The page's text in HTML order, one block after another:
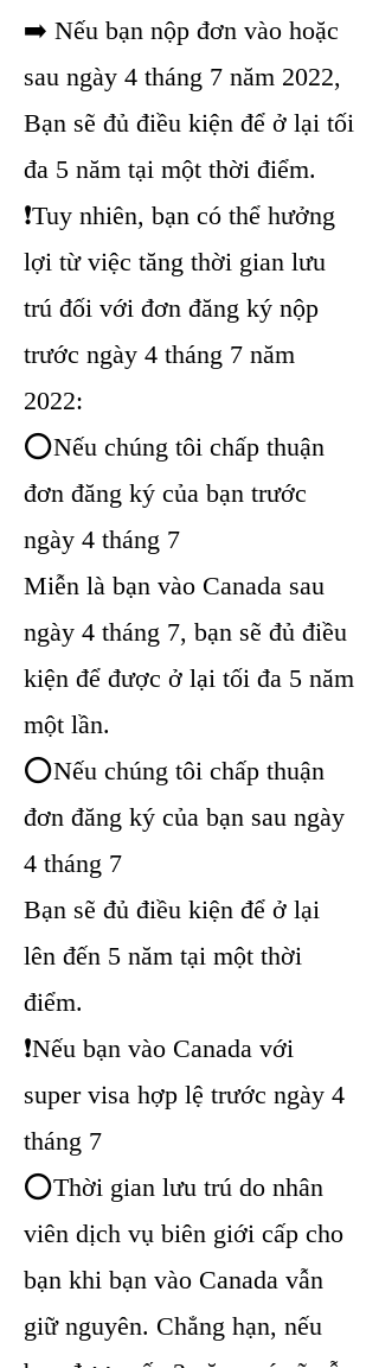
➡️ Nếu bạn nộp đơn vào hoặc
sau ngày 4 tháng 7 năm 2022,
Bạn sẽ đủ điều kiện để ở lại tối
đa 5 năm tại một thời điểm.
❗Tuy nhiên, bạn có thể hưởng
lợi từ việc tăng thời gian lưu
trú đối với đơn đăng ký nộp
trước ngày 4 tháng 7 năm
2022:
⭕Nếu chúng tôi chấp thuận
đơn đăng ký của bạn trước
ngày 4 tháng 7
Miễn là bạn vào Canada sau
ngày 4 tháng 7, bạn sẽ đủ điều
kiện để được ở lại tối đa 5 năm
một lần.
⭕Nếu chúng tôi chấp thuận
đơn đăng ký của bạn sau ngày
4 tháng 7
Bạn sẽ đủ điều kiện để ở lại
lên đến 5 năm tại một thời
điểm.
❗Nếu bạn vào Canada với
super visa hợp lệ trước ngày 4
tháng 7
⭕Thời gian lưu trú do nhân
viên dịch vụ biên giới cấp cho
bạn khi bạn vào Canada vẫn
giữ nguyên. Chẳng hạn, nếu